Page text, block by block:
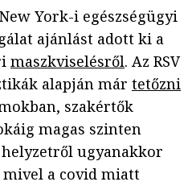
York-i egészségügyi
ajánlást adott ki a
maszkviselésről. Az RSV
alapján már tetőzni
szakértők
magas szinten
ugyanakkor
a covid miatt